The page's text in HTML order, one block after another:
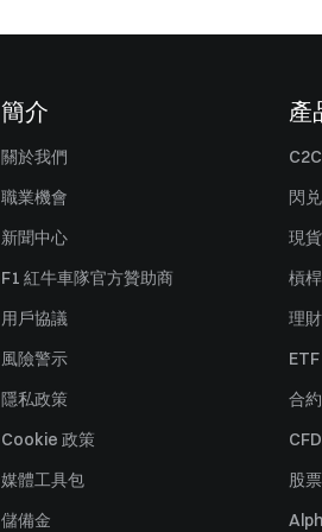
簡介
關於我們
職業機會
新聞中心
F1 紅牛車隊官方贊助商
用戶協議
風險警示
隱私政策
Cookie 政策
媒體工具包
儲備金
產
C2C
閃
現
槓
理
ETF
合約
股票